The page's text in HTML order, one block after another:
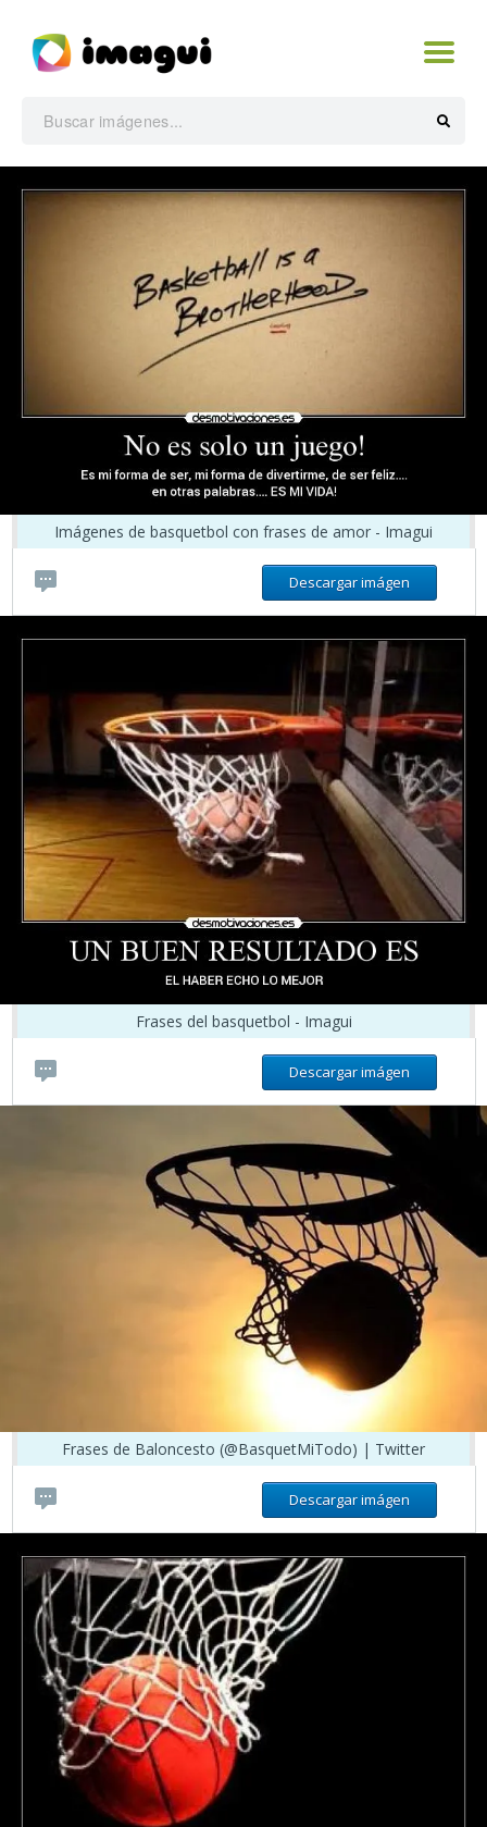
Imágenes de basquetbol con frases de amor - Imagui
Descargar imágen
Frases del basquetbol - Imagui
Descargar imágen
Frases de Baloncesto (@BasquetMiTodo) | Twitter
Descargar imágen